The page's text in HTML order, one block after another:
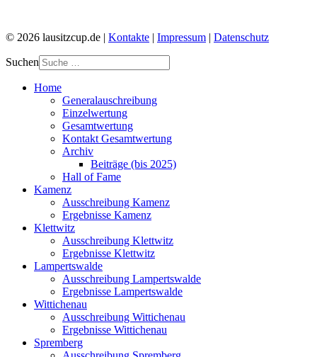
© 2026 lausitzcup.de | Kontakte | Impressum | Datenschutz
Suchen
Home
Generalauschreibung
Einzelwertung
Gesamtwertung
Kontakt Gesamtwertung
Archiv
Beiträge (bis 2025)
Hall of Fame
Kamenz
Ausschreibung Kamenz
Ergebnisse Kamenz
Klettwitz
Ausschreibung Klettwitz
Ergebnisse Klettwitz
Lampertswalde
Ausschreibung Lampertswalde
Ergebnisse Lampertswalde
Wittichenau
Ausschreibung Wittichenau
Ergebnisse Wittichenau
Spremberg